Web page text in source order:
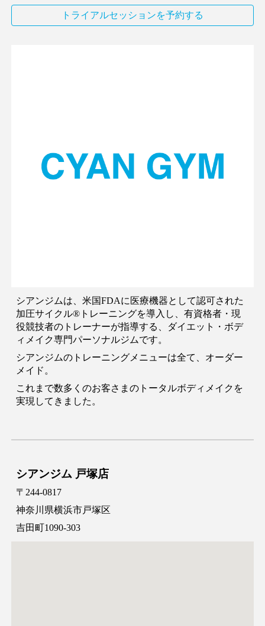
トライアルセッションを予約する
シアンジムは、米国FDAに医療機器として認可された
加圧サイクル®︎トレーニングを導入し、有資格者・現
役競技者のトレーナーが指導する、ダイエット・ボデ
ィメイク専門パーソナルジムです。
シアンジムの トレーニングメニューは全て、オーダー
メイド。
これまで数多くのお客さまのトータルボディメイクを
実現 してきました 。
シアンジム 戸塚店
〒244-0817
神奈川県横浜市戸塚区
吉田町1090-303